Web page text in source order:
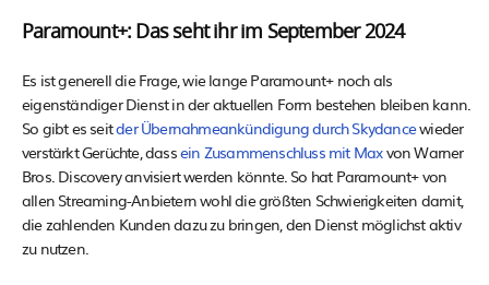
Paramount+: Das seht ihr im September 2024
Es ist generell die Frage, wie lange Paramount+ noch als
eigenständiger Dienst in der aktuellen Form bestehen bleiben kann.
So gibt es seitder Übernahmeankündigung durch Skydancewieder
verstärkt Gerüchte, dassein Zusammenschluss mit Maxvon Warner
Bros. Discovery anvisiert werden könnte. So hat Paramount+ von
allen Streaming-Anbietern wohl die größten Schwierigkeiten damit,
die zahlenden Kunden dazu zu bringen, den Dienst möglichst aktiv
zu nutzen.